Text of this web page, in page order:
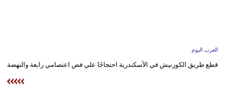
علوم
العرب اليوم
قطع طريق الكورنيش في الأسكندرية احتجاجًا علي فض اعتصامي رابعة والنهضة